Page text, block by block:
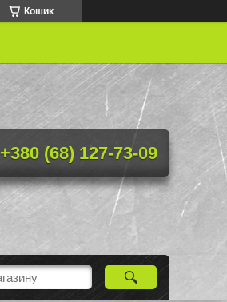
Кошик
+380 (68) 127-73-09